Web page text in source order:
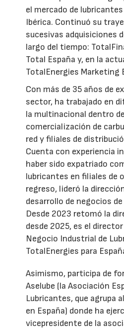
el mercado de
Ibérica. Continuó su
sucesivas adquisiciones
largo del tiempo:
Total España y, en la
TotalEnergies Marketing
Con más de 35 años de
sector, ha trabajado en
la multinacional dentro
comercialización de
red y filiales de
Cuenta con experiencia
haber sido expatriado
lubricantes en filiales de
regreso, lideró la
desarrollo de negocios
Desde 2023 retomó la
desde 2025, es el director
Negocio Industrial de
TotalEnergies para
Asimismo, participa de
Aselube (la Asociación
Lubricantes, que agrupa
en España) donde ha
vicepresidente de la